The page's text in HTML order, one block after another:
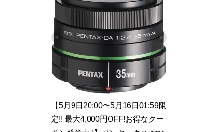
【5月9日20:00〜5月16日01:59限
定!! 最大4,000円OFF!お得なクー